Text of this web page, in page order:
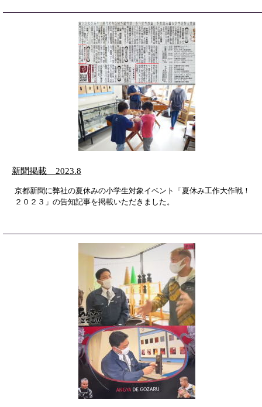
新聞掲載 2023.8
京都新聞に弊社の夏休みの小学生対象イベント「夏休み工作大作戦！
２０２３」の告知記事を掲載いただきました。